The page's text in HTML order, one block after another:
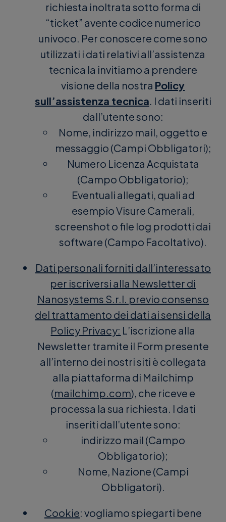
richiesta inoltrata sotto forma di
“ticket” avente codice numerico
univoco. Per conoscere come sono
utilizzati i dati relativi all’assistenza
tecnica la invitiamo a prendere
visione della nostra Policy
sull’assistenza tecnica. I dati inseriti
dall’utente sono:
Nome, indirizzo mail, oggetto e
messaggio (Campi Obbligatori);
Numero Licenza Acquistata
(Campo Obbligatorio);
Eventuali allegati, quali ad
esempio Visure Camerali,
screenshot o file log prodotti dai
software (Campo Facoltativo).
Dati personali forniti dall’interessato
per iscriversi alla Newsletter di
Nanosystems S.r.l. previo consenso
del trattamento dei dati ai sensi della
Policy Privacy: L’iscrizione alla
Newsletter tramite il Form presente
all’interno dei nostri siti è collegata
alla piattaforma di Mailchimp
(mailchimp.com), che riceve e
processa la sua richiesta. I dati
inseriti dall’utente sono:
indirizzo mail (Campo
Obbligatorio);
Nome, Nazione (Campi
Obbligatori).
Cookie: vogliamo spiegarti bene